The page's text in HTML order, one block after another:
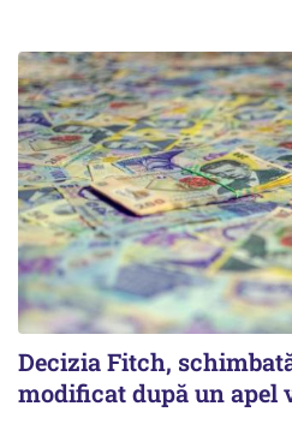
Decizia Fitch,
modificat după un apel